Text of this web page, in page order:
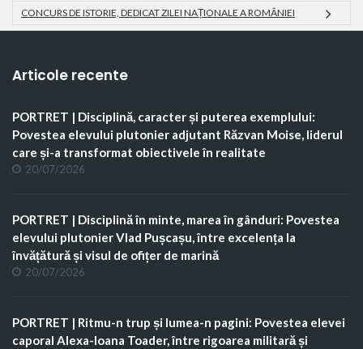
CONCURS DE ISTORIE, DEDICAT ZILEI NAȚIONALE A ROMÂNIEI
Articole recente
PORTRET | Disciplină, caracter și puterea exemplului:
Povestea elevului plutonier adjutant Răzvan Moise, liderul
care și-a transformat obiectivele în realitate
20/07/2026
PORTRET | Disciplină în minte, marea în gânduri: Povestea
elevului plutonier Vlad Pușcașu, între excelența la
învățătură și visul de ofițer de marină
20/07/2026
PORTRET | Ritmu-n trup și lumea-n pagini: Povestea elevei
caporal Alexa-Ioana Toader, între rigoarea militară și